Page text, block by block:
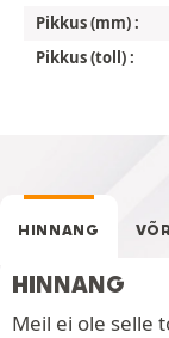
Pikkus (mm) :
Pikkus (toll) :
HINNANG
HINNANG
Meil ei ole selle